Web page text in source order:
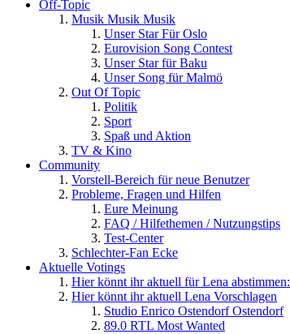
Off-Topic
Musik Musik Musik
Unser Star Für Oslo
Eurovision Song Contest
Unser Star für Baku
Unser Song für Malmö
Out Of Topic
Politik
Sport
Spaß und Aktion
TV & Kino
Community
Vorstell-Bereich für neue Benutzer
Probleme, Fragen und Hilfen
Eure Meinung
FAQ / Hilfethemen / Nutzungstips
Test-Center
Schlechter-Fan Ecke
Aktuelle Votings
Hier könnt ihr aktuell für Lena abstimmen:
Hier könnt ihr aktuell Lena Vorschlagen
Studio Enrico Ostendorf Ostendorf
89.0 RTL Most Wanted